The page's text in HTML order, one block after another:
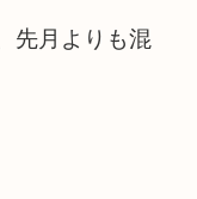
先月よりも混